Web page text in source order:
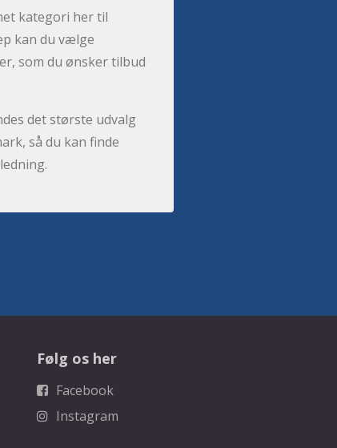
kategori her til
kan du vælge
som du ønsker tilbud
det største udvalg
så du kan finde
Følg os her
Facebook
Instagram